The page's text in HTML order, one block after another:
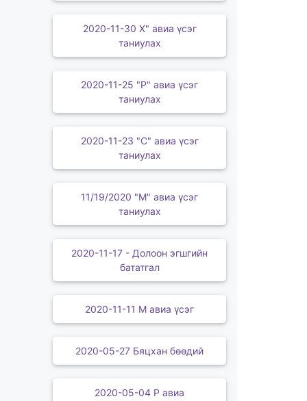
2020-11-30 Х" авиа үсэг
таниулах
2020-11-25 "Р" авиа үсэг
таниулах
2020-11-23 "С" авиа үсэг
таниулах
11/19/2020 "М" авиа үсэг
таниулах
2020-11-17 - Долоон эгшгийн
бататгал
2020-11-11 М авиа үсэг
2020-05-27 Бяцхан бөөдий
2020-05-04 Р авиа